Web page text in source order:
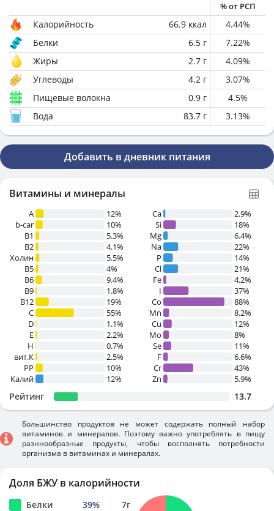
% от РСП
Калорийность 66.9 ккал 4.44%
Белки
6.5 г 7.22%
Жиры
2.7 г 4.09%
Углеводы
4.2 г 3.07%
Пищевые волокна
0.9 г 4.5%
Вода
83.7 г 3.13%
Добавить в дневник питания
Витамины и минералы
A
12%
b-car
10%
В1
5.3%
B2
4.1%
Холин
5.5%
B5
4%
B6
9.4%
B9
1.8%
B12
19%
C
55%
D
1.1%
E
2.2%
H
0.7%
вит.К
2.5%
PP
10%
Калий
12%
Ca
2.9%
Si
18%
Mg
6.4%
Na
22%
P
14%
Cl
21%
Fe
4.2%
I
37%
Co
88%
Mn
8.2%
Cu
12%
Mo
8%
Se
11%
F
6.6%
Cr
43%
Zn
5.9%
Рейтинг 13.7
Большинство продуктов не может содержать полный набор
витаминов и минералов. Поэтому важно употреблять в пищу
разннообразные продукты, чтобы восполнять потребности
организма в витаминах и минералах.
Доля БЖУ в калорийности
Белки 39% 7г